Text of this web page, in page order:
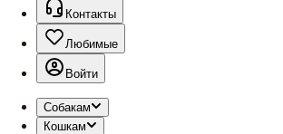
Контакты
Любимые
Войти
Собакам
Кошкам